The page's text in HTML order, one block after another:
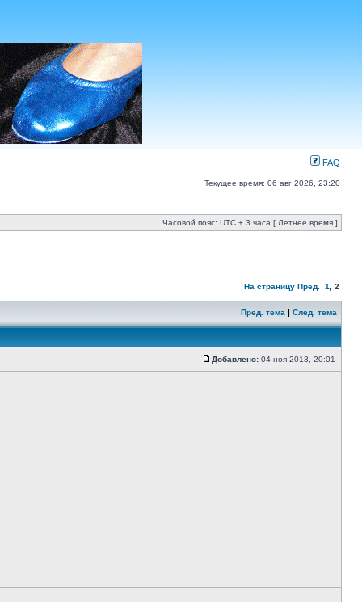
FAQ
Текущее время: 06 авг 2026, 23:20
Часовой пояс: UTC + 3 часа [ Летнее время ]
На страницу Пред. 1 2
Пред. тема | След. тема
Добавлено: 04 ноя 2013, 20:01